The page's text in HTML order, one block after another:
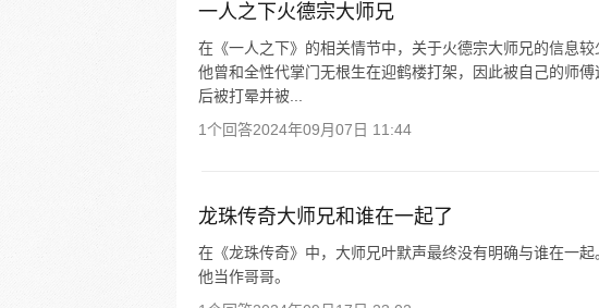
一人之下火德宗大师兄
在《一人之下》的相关情节中，关于火德宗大师兄的信息
他曾和全性代掌门无根生在迎鹤楼打架，因此被自己的师
后被打晕并被...
1个回答2024年09月07日 11:44
龙珠传奇大师兄和谁在一起了
在《龙珠传奇》中，大师兄叶默声最终没有明确与谁在一
他当作哥哥。